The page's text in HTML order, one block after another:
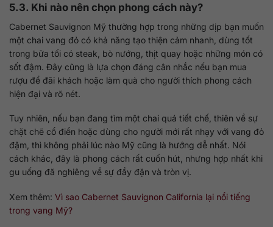
5.3. Khi nào nên chọn phong cách này?
Cabernet Sauvignon Mỹ thường hợp trong những dịp bạn muốn
một chai vang đỏ có khả năng tạo thiện cảm nhanh, dùng tốt
trong bữa tối có steak, bò nướng, thịt quay hoặc những món có
sốt đậm. Đây cũng là lựa chọn đáng cân nhắc nếu bạn mua
rượu để đãi khách hoặc làm quà cho người thích phong cách
hiện đại và rõ nét.
Tuy nhiên, nếu bạn đang tìm một chai quá tiết chế, thiên về sự
chặt chẽ cổ điển hoặc dùng cho người mới rất nhạy với vang đỏ
đậm, thì không phải lúc nào Mỹ cũng là hướng dễ nhất. Nói
cách khác, đây là phong cách rất cuốn hút, nhưng hợp nhất khi
gu uống đã nghiêng về sự đầy đặn và tròn vị.
Xem thêm: Vì sao Cabernet Sauvignon California lại nổi tiếng
trong vang Mỹ?